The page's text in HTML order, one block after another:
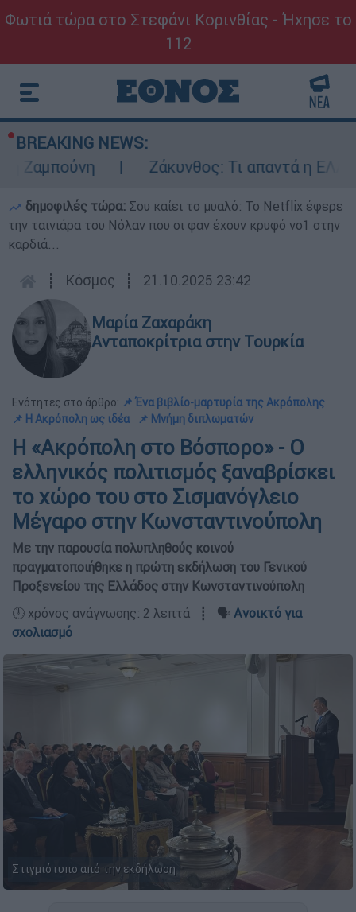
Φωτιά τώρα στο Στεφάνι Κορινθίας - Ήχησε το
112
BREAKING NEWS:
Ζάκυνθος: Τι απαντά η ΕΛΑΣ για
δημοφιλές τώρα: Σου καίει το μυαλό: Το Netflix έφερε
την ταινιάρα του Νόλαν που οι φαν έχουν κρυφό νο1 στην
καρδιά...
┋ Κόσμος ┋ 21.10.2025 23:42
Μαρία Ζαχαράκη
Ανταποκρίτρια στην Τουρκία
Ενότητες στο άρθρο: 📌 Ένα βιβλίο-μαρτυρία της Ακρόπολης
📌 Η Ακρόπολη ως ιδέα
📌 Μνήμη διπλωματών
Η «Ακρόπολη στο Βόσπορο» - Ο
ελληνικός πολιτισμός ξαναβρίσκει
το χώρο του στο Σισμανόγλειο
Μέγαρο στην Κωνσταντινούπολη
Με την παρουσία πολυπληθούς κοινού
πραγματοποιήθηκε η πρώτη εκδήλωση του Γενικού
Προξενείου της Ελλάδος στην Κωνσταντινούπολη
🕛 χρόνος ανάγνωσης: 2 λεπτά ┋ 🗣️ Ανοικτό για
σχολιασμό
Στιγμιότυπο από την εκδήλωση